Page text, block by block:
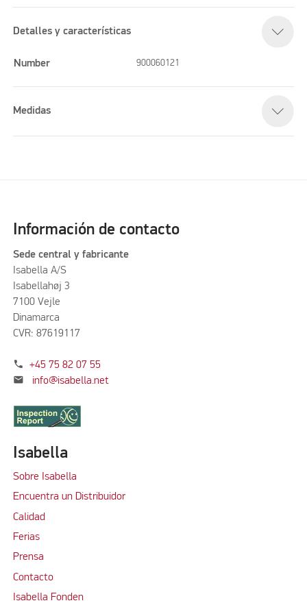
Detalles y características
Number 900060121
Medidas
Información de contacto
Sede central y fabricante
Isabella A/S
Isabellahøj 3
7100 Vejle
Dinamarca
CVR: 87619117
phone +45 75 82 07 55
mail info@isabella.net
Isabella
Sobre Isabella
Encuentra un Distribuidor
Calidad
Ferias
Prensa
Contacto
Isabella Fonden